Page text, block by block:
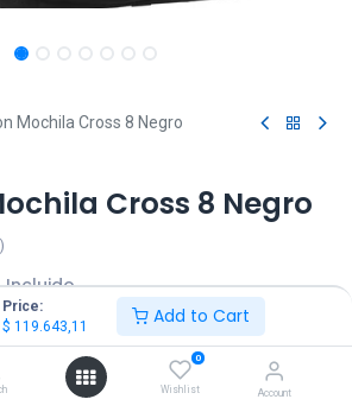
Price:
$ 119.643,11 Add to Cart
0
Wishlist Account
Mochila Cross 8 Negro
Cross 8 Negro
Incluido